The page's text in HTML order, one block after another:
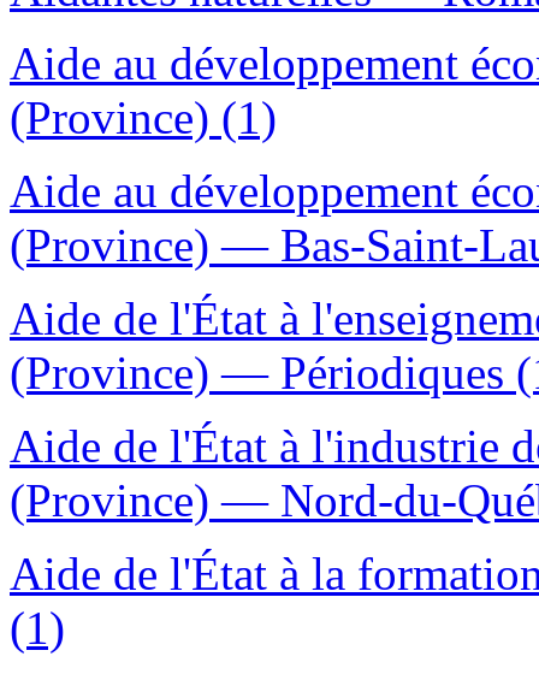
Aide au développement
(Province) (1)
Aide au développement
(Province) — Bas-Saint-
Aide de l'État à
(Province) — Périodiques
Aide de l'État à l'industrie
(Province) — Nord-du-
Aide de l'État à la
(1)